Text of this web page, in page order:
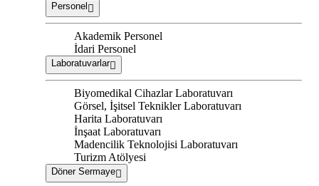
Personel
Akademik Personel
İdari Personel
Laboratuvarlar
Biyomedikal Cihazlar Laboratuvarı
Görsel, İşitsel Teknikler Laboratuvarı
Harita Laboratuvarı
İnşaat Laboratuvarı
Madencilik Teknolojisi Laboratuvarı
Turizm Atölyesi
Döner Sermaye